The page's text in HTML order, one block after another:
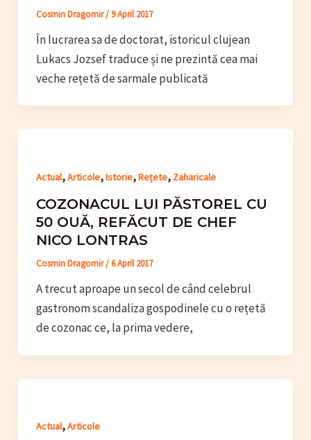
Cosmin Dragomir/9 April 2017
În lucrarea sa de doctorat, istoricul clujean
Lukacs Jozsef traduce și ne prezintă cea mai
veche rețetă de sarmale publicată
Actual,Articole,Istorie,Rețete, Zaharicale
COZONACUL LUI PĂSTOREL CU
50 OUĂ, REFĂCUT DE CHEF
NICO LONTRAS
Cosmin Dragomir/6 April 2017
A trecut aproape un secol de când celebrul
gastronom scandaliza gospodinele cu o rețetă
de cozonac ce, la prima vedere,
Actual,Articole